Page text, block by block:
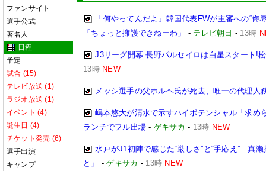
ファンサイト
選手公式
著名人
日程
予定
試合 (15)
テレビ放送 (1)
ラジオ放送 (1)
イベント (4)
誕生日 (4)
チケット発売 (6)
選手出演
キャンプ
「何やってんだよ」韓国代表FWが主審への“
「ちょっと擁護できねーわ」
- テレビ朝日 - 13時
J3リーグ開幕 長野パルセイロは白星スタート!
13時 NEW
メッシ選手の父ホルヘ氏が死去、唯一の代理人
嶋本悠大が清水で示すハイポテンシャル「求め
ランチでフル出場 - ゲキサカ - 13時 NEW
水戸がJ1初陣で感じた“厳しさ”と“手応え”…真
と」
-ゲキサカ - 13時 NEW